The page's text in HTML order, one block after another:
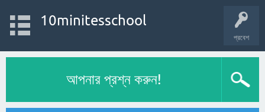
প্রবেশ
10minitesschool
আপনার প্রশ্ন করুন!